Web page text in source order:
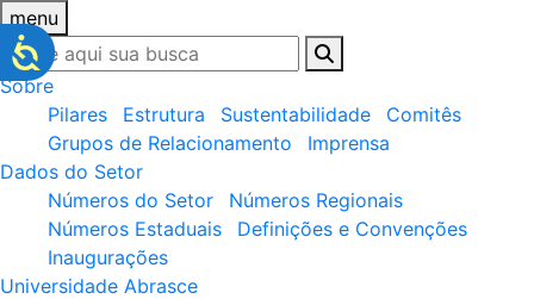
menu
Sobre
Pilares
Estrutura Sustentabilidade
Comitês
Grupos de Relacionamento
Imprensa
Dados do Setor
Números do Setor
Números Regionais
Números Estaduais
Definições e Convenções
Inaugurações
Universidade Abrasce